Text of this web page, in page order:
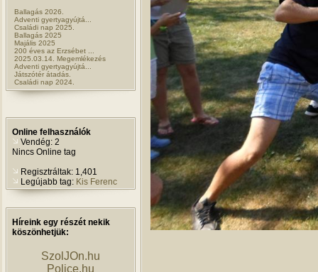
Ballagás 2026.
Adventi gyertyagyújtá...
Családi nap 2025.
Ballagás 2025
Majális 2025
200 éves az Erzsébet ...
2025.03.14. Megemlékezés
Adventi gyertyagyújtá...
Játszótér átadás.
Családi nap 2024.
Online felhasználók
Vendég: 2
Nincs Online tag
Regisztráltak: 1,401
Legújabb tag: Kis Ferenc
Híreink egy részét nekik
köszönhetjük:
SzolJOn.hu
Police.hu